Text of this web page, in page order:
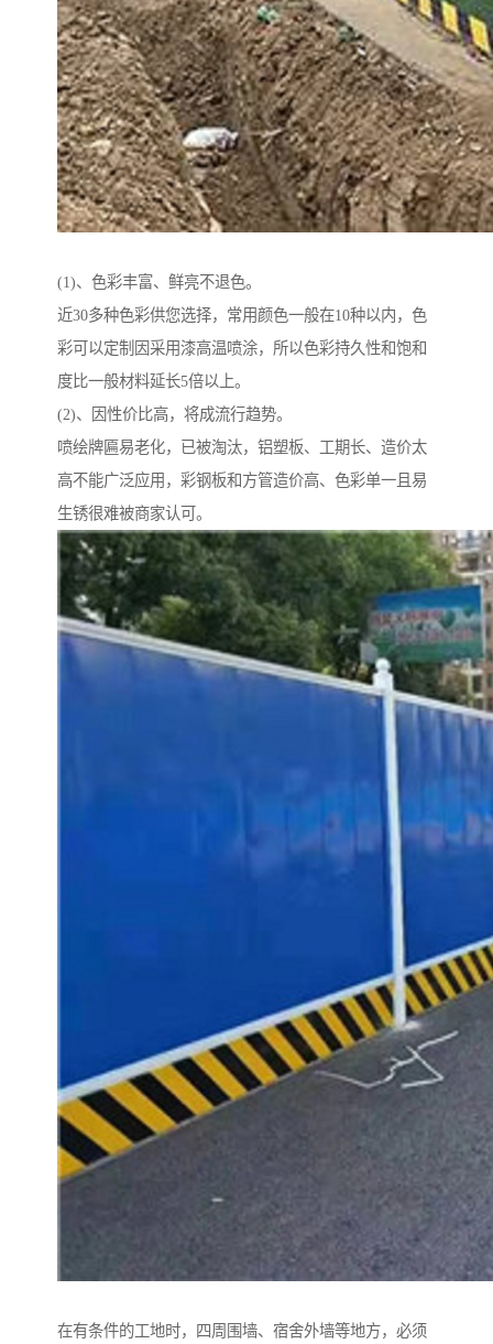
(1)、色彩丰富、鲜亮不退色。
近30多种色彩供您选择，常用颜色一般在10种以内，色
彩可以定制因采用漆高温喷涂，所以色彩持久性和饱和
度比一般材料延长5倍以上。
(2)、因性价比高，将成流行趋势。
喷绘牌匾易老化，已被淘汰，铝塑板、工期长、造价太
高不能广泛应用，彩钢板和方管造价高、色彩单一且易
生锈很难被商家认可。
在有条件的工地时，四周围墙、宿舍外墙等地方，必须